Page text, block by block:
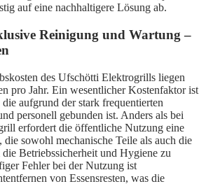
auf eine nachhaltigere Lösung ab.
Reinigung und Wartung –
des Ufschötti Elektrogrills liegen
pro Jahr. Ein wesentlicher Kostenfaktor ist
aufgrund der stark frequentierten
personell gebunden ist. Anders als bei
erfordert die öffentliche Nutzung eine
die sowohl mechanische Teile als auch die
Betriebssicherheit und Hygiene zu
Fehler bei der Nutzung ist
von Essensresten, was die